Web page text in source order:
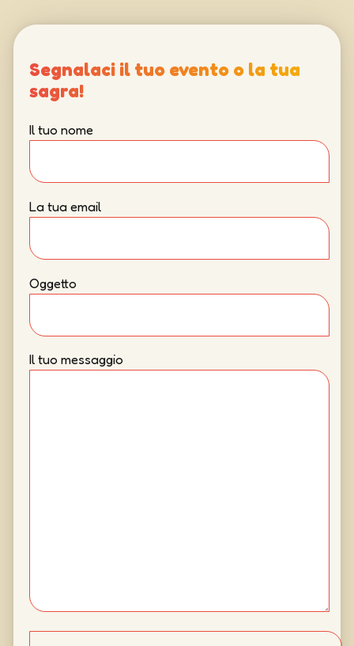
Segnalaci il tuo evento o la tua
sagra!
Il tuo nome
La tua email
Oggetto
Il tuo messaggio